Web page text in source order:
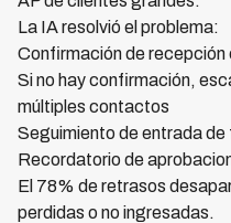
La IA resolvió el problema:
Confirmación de recepción
Si no hay confirmación,
múltiples contactos
Seguimiento de entrada
Recordatorio de
El 78% de retrasos
perdidas o no ingresadas.